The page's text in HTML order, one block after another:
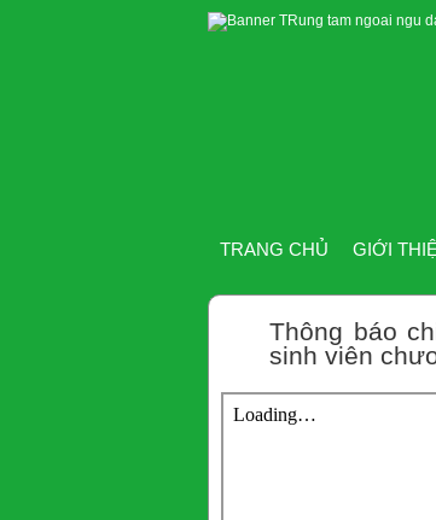
TRANG CHỦ GIỚI
Thông báo
sinh viên